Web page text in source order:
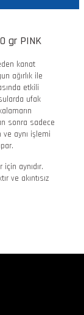
gr PINK
kanat
ağırlık ile
etkili
ufak
sonra sadece
ve aynı işlemi
aynıdır.
ve akıntısız